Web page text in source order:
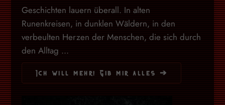
Geschichten lauern überall. In alten
Runenkreisen, in dunklen Wäldern, in den
verbeulten Herzen der Menschen, die sich durch
den Alltag ...
Ich will mehr! Gib mir alles ➔